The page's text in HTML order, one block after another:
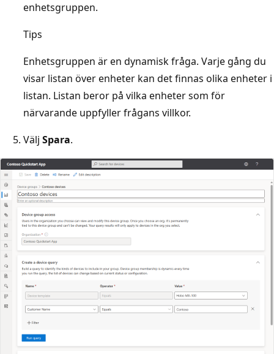
enhetsgruppen.
Tips
Enhetsgruppen är en dynamisk fråga. Varje gång du
visar listan över enheter kan det finnas olika enheter i
listan. Listan beror på vilka enheter som för
närvarande uppfyller frågans villkor.
Välj Spara.